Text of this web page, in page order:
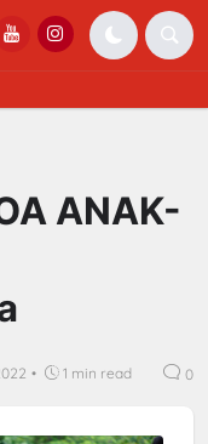
ANAK-
• 1 min read 0